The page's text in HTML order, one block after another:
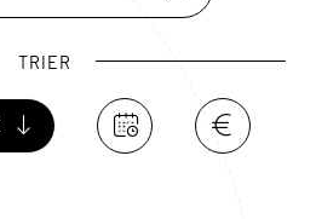
TRIER